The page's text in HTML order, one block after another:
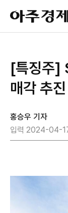
아
주
경
[특징주]
매각 추
홍승우 기자
입력 2024-04-